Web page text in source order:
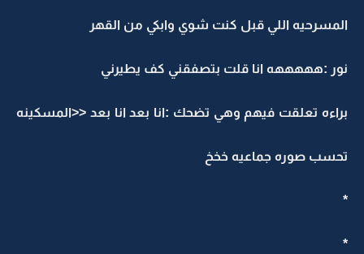
المسرحيه اللي قبل كنت شوي وابكي من القهر
نور :هههههه انا قلت بتصفقني كف يطيرني
براءه تعلقت فيهم وهي تضحك :انا بعد انا بعد <<المسكينه
تحسب صوره جماعيه خخخ
*
*